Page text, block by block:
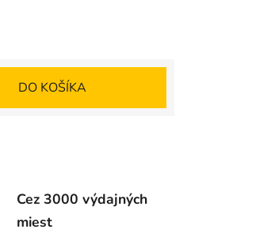
DO KOŠÍKA
Cez 3000 výdajných
miest